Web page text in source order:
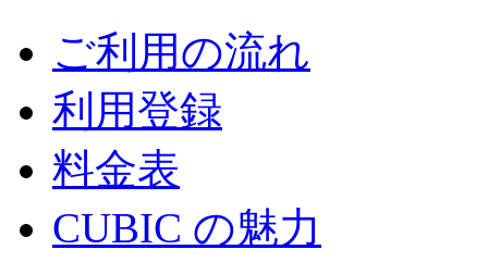
ご利用の流れ
利用登録
料金表
CUBIC の魅力